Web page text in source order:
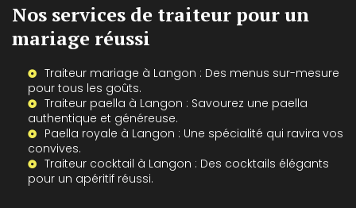
Nos services de traiteur pour un
mariage réussi
Traiteur mariage à Langon : Des menus sur-mesure
pour tous les goûts.
Traiteur paella à Langon : Savourez une paella
authentique et généreuse.
Paella royale à Langon : Une spécialité qui ravira vos
convives.
Traiteur cocktail à Langon : Des cocktails élégants
pour un apéritif réussi.